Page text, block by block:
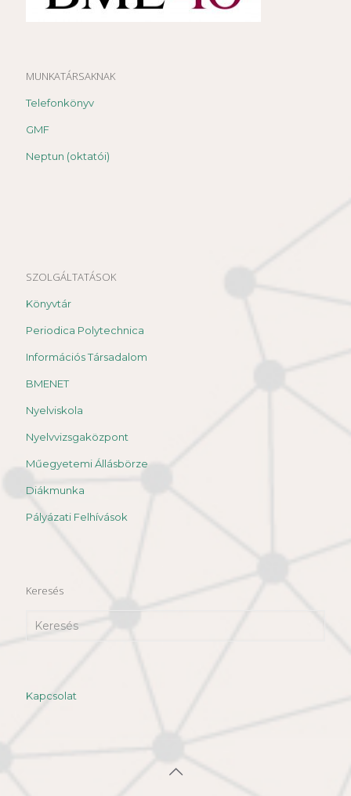
MUNKATÁRSAKNAK
Telefonkönyv
GMF
Neptun (oktatói)
SZOLGÁLTATÁSOK
Könyvtár
Periodica Polytechnica
Információs Társadalom
BMENET
Nyelviskola
Nyelvvizsgaközpont
Műegyetemi Állásbörze
Diákmunka
Pályázati Felhívások
Keresés
Kapcsolat